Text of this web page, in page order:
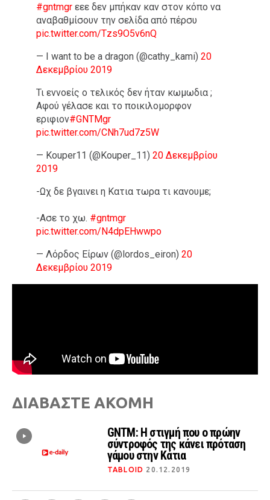
#gntmgr εεε δεν μπήκαν καν στον κόπο να
αναβαθμίσουν την σελίδα από πέρσυ
pic.twitter.com/Tzs9O5v6nQ
— I want to be a dragon (@cathy_kami) 20
Δεκεμβρίου 2019
Τι εννοείς ο τελικός δεν ήταν κωμωδια ;
Αφού γέλασε και το ποικιλομορφον
εριφιον#GNTMgr
pic.twitter.com/CNh7ud7z5W
— Kouper11 (@Kouper_11) 20 Δεκεμβρίου
2019
-Ωχ δε βγαινει η Κατια τωρα τι κανουμε;
-Ασε το χω. #gntmgr
pic.twitter.com/N4dpEHwwpo
— Λόρδος Είρων (@lordos_eiron) 20
Δεκεμβρίου 2019
ΔΙΑΒΑΣΤΕ ΑΚΟΜΗ
GNTM: Η στιγμή που ο πρώην
σύντροφός της κάνει πρόταση
γάμου στην Κάτια
TABLOID 20.12.2019